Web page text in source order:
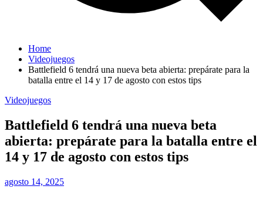
Home
Videojuegos
Battlefield 6 tendrá una nueva beta abierta: prepárate para la
batalla entre el 14 y 17 de agosto con estos tips
Videojuegos
Battlefield 6 tendrá una nueva beta
abierta: prepárate para la batalla entre el
14 y 17 de agosto con estos tips
agosto 14, 2025